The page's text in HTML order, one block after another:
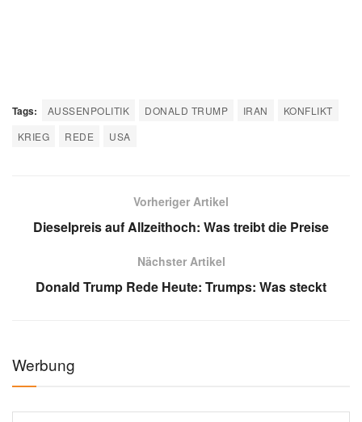
Tags: AUSSENPOLITIK DONALD TRUMP IRAN
KONFLIKT
KRIEG
REDE USA
Vorheriger Artikel
Dieselpreis auf Allzeithoch: Was treibt die Preise
Nächster Artikel
Donald Trump Rede Heute: Trumps: Was steckt
Werbung